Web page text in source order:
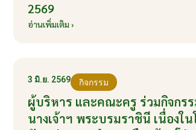
2569
อ่านเพิ่มเติม ›
3 มิ.ย. 2569 กิจกรรม
ผู้บริหาร และคณะครู ร่วมกิจกร
นางเจ้าฯ พระบรมราชินี เนื่อง